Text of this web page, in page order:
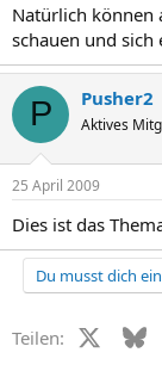
Natürlich können
schauen und sich
P Pusher2
Aktives
25 April 2009
Dies ist das
Du musst dich
Teilen: X